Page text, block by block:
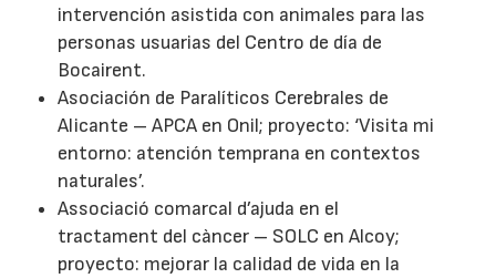
intervención asistida con animales para las
personas usuarias del Centro de día de
Bocairent.
Asociación de Paralíticos Cerebrales de
Alicante – APCA en Onil; proyecto: ‘Visita mi
entorno: atención temprana en contextos
naturales’.
Associació comarcal d’ajuda en el
tractament del càncer – SOLC en Alcoy;
proyecto: mejorar la calidad de vida en la